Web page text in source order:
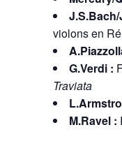
violons en
G.Verdi :
Traviata
M.Ravel :